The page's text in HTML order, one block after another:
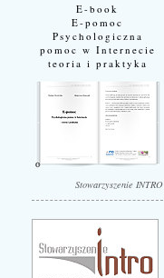
E-book
E-pomoc
Psychologiczna
pomoc w Internecie
teoria i praktyka
Stowarzyszenie INTRO